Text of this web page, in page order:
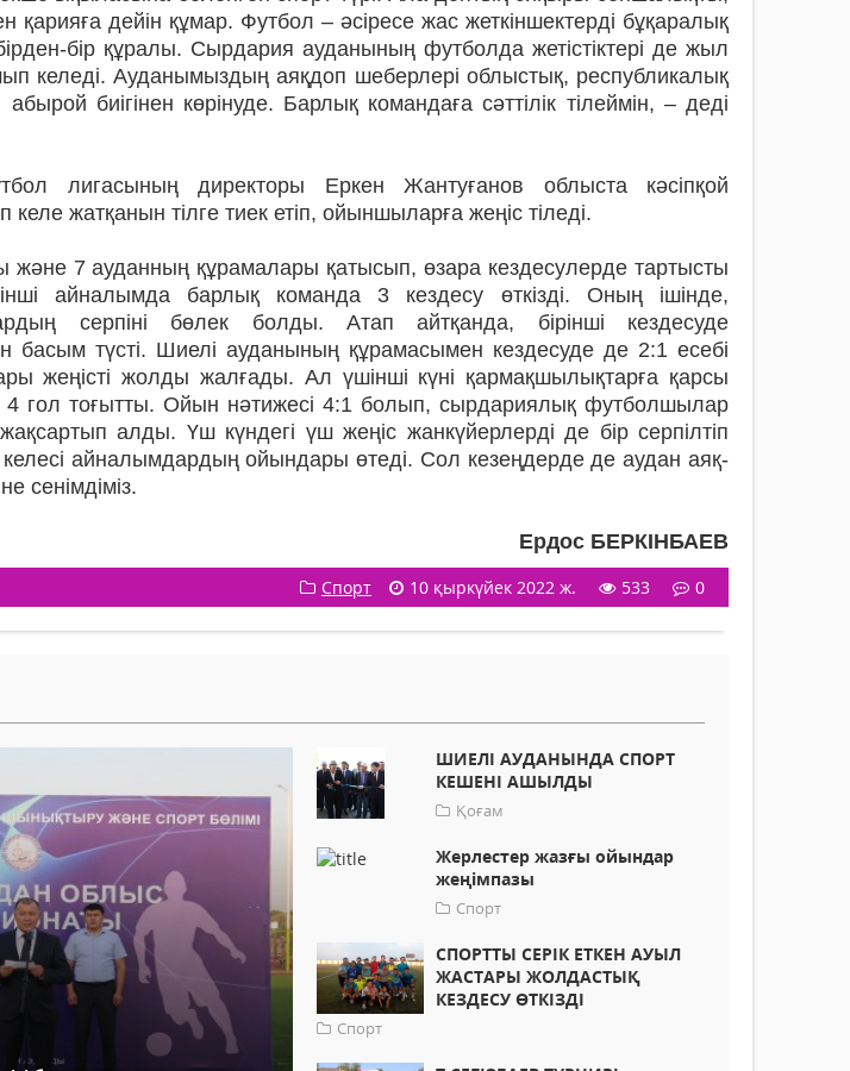
қарияға дейін құмар. Футбол – әсіресе жас жеткіншектерді бұқаралық
бір құралы. Сырдария ауда­нының футболда жетістіктері де жыл
келеді. Ауданымыздың аяқдоп шеберлері облыстық, республикалық
биігінен көрінуде. Барлық командаға сәттілік тілеймін, – деді
лигасының директоры Еркен Жантуғанов облыста кәсіпқой
жатқанын тілге тиек етіп, ойыншыларға жеңіс тіледі.
7 ау­данның құрамалары қатысып, өзара кездесулерде тартысты
айналымда барлық команда 3 кездесу өткізді. Оның ішінде,
серпіні бөлек болды. Атап айтқанда, бірінші кездесуде
басым түсті. Шиелі ауданының құрамасымен кездесуде де 2:1 есебі
жеңісті жолды жалғады. Ал үшінші күні қар­мақшылықтарға қарсы
4 гол тоғытты. Ойын нәтижесі 4:1 болып, сырдариялық футболшылар
алды. Үш күндегі үш жеңіс жанкүйерлерді де бір серпілтіп
айналымдардың ойындары өтеді. Сол кезеңдерде де аудан аяқ­
сенімдіміз.
Ердос БЕРКІНБАЕВ
Спорт 10 қыркүйек 2022 ж. 533 0
ШИЕЛІ АУДАНЫНДА СПОРТ
КЕШЕНІ АШЫЛДЫ
Қоғам
Жерлестер жазғы ойындар
жеңімпазы
Спорт
СПОРТТЫ СЕРІК ЕТКЕН АУЫЛ
ЖАСТАРЫ ЖОЛДАСТЫҚ
КЕЗДЕСУ ӨТКІЗДІ
Спорт